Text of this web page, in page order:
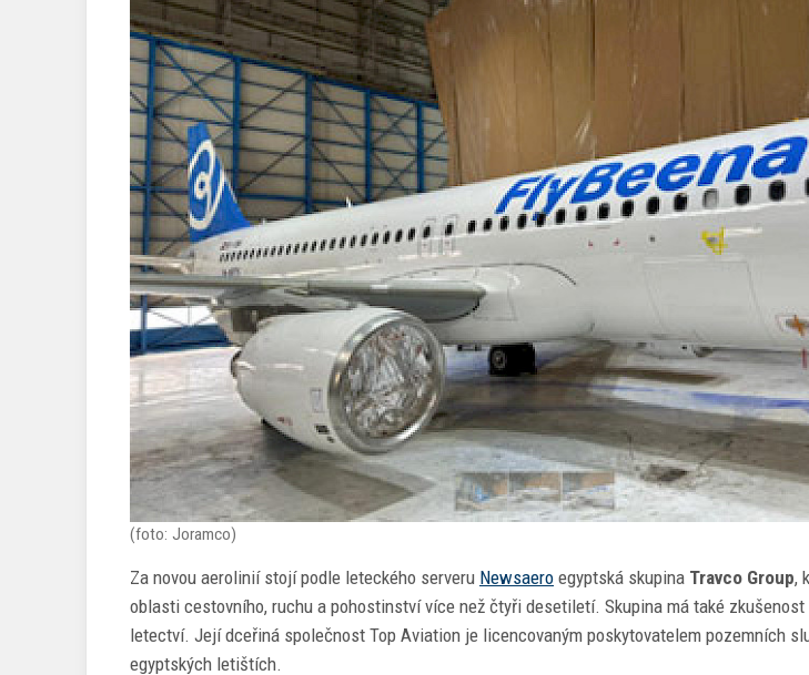
(foto: Joramco)
Za novou aerolinií stojí podle leteckého serveru Newsaero egyptská skupina Travco Group,
oblasti cestovního, ruchu a pohostinství více než čtyři desetiletí. Skupina má také
letectví. Její dceřiná společnost Top Aviation je licencovaným poskytovatelem pozemních
egyptských letištích.